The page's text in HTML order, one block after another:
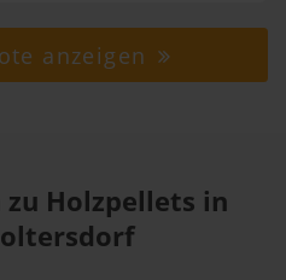
anzeigen
zu Holzpellets in